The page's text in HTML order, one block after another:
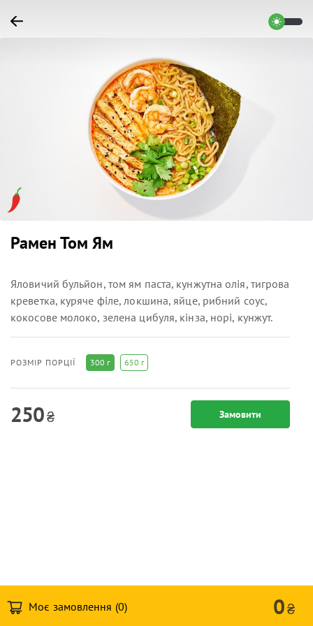
Рамен Том Ям
Яловичий бульйон, том ям паста, кунжутна олія, тигрова
креветка, куряче філе, локшина, яйце, рибний соус,
кокосове молоко, зелена цибуля, кінза, норі, кунжут.
РОЗМІР ПОРЦІЇ 300 г 650 г
250₴ Замовити
Моє замовлення (0) 0₴